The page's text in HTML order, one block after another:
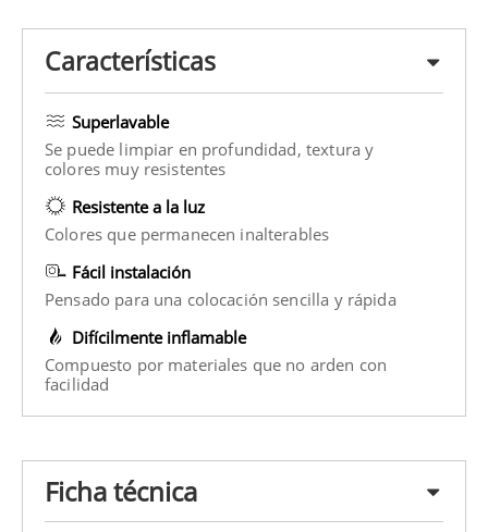
Características
Superlavable
Se puede limpiar en profundidad, textura y
colores muy resistentes
Resistente a la luz
Colores que permanecen inalterables
Fácil instalación
Pensado para una colocación sencilla y rápida
Difícilmente inflamable
Compuesto por materiales que no arden con
facilidad
Ficha técnica